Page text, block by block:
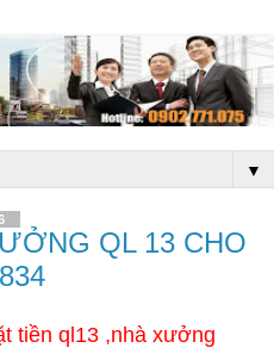
▼
QL 13 CHO
tiền ql13 ,nhà xưởng